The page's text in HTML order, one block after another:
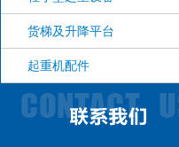
货梯及升降平台
起重机配件